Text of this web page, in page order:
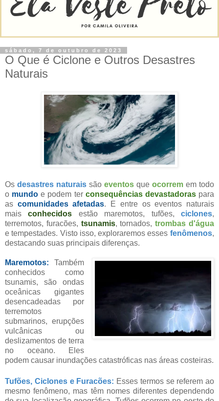
sábado, 7 de outubro de 2023
O Que é Ciclone e Outros Desastres
Naturais
Os desastres naturais são eventos que ocorrem em todo
o mundo e podem ter consequências devastadoraspara
as comunidades afetadas. E entre os eventos naturais
maisconhecidos estão maremotos, tufões,ciclones,
terremotos, furacões, tsunamis, tornados,trombas d'água
e tempestades. Visto isso, exploraremos esses fenômenos,
destacando suas principais diferenças.
Maremotos: Também
conhecidos como
tsunamis, são ondas
oceânicas gigantes
desencadeadas por
terremotos
submarinos, erupções
vulcânicas ou
deslizamentos de terra
no oceano. Eles
podem causar inundações catastróficas nas áreas costeiras.
Tufões, Ciclones e Furacões: Esses termos se referem ao
mesmo fenômeno, mas têm nomes diferentes dependendo